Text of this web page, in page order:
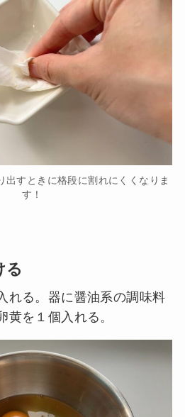
出すときに格段に割れにくくなりま
す！
る
れる。器に醤油系の調味料
黄を１個入れる。